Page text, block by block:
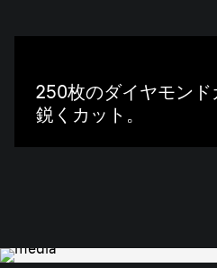
250枚のダイヤモンド
鋭くカット。